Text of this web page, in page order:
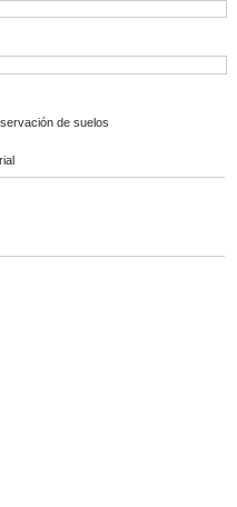
de suelos